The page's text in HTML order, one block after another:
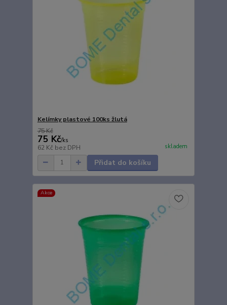
Kelímky plastové 100ks žlutá
75 Kč
75 Kč/ks
62 Kč bez DPH skladem
Přidat do košíku
Akce